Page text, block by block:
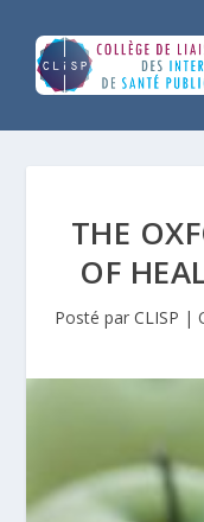
THE
OF
Posté par CLISP |